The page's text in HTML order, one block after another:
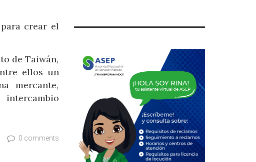
crear el
de Taiwán,
ellos un
mercante,
0 comments